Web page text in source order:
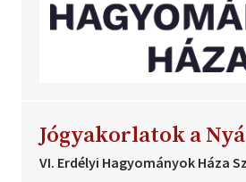
Jógyakorlatok a
VI. Erdélyi Hagyományok Háza